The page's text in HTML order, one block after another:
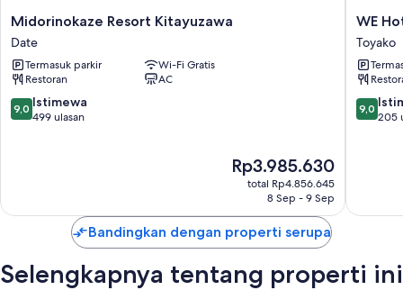
serta fasilitas seperti WiFi gratis dan brankas.
Fasilitas lainnya termasuk:
Kamar mandi dengan shower dan kloset
Televisi LCD 32-inci dengan digital
Lemari dan ruang baju, lemari es kecil, dan penghangat ruangan
Midorinokaze
Resort
Kitayuzawa
Date
Midorinokaze Resort Kitayuzawa
Date
Termasuk parkir
Wi-Fi Gratis
Restoran
AC
9.0
dari
9,0 Istimewa
499 ulasan
Harga
sekarang
Rp3.985.630
Rp3.985.630
total Rp4.856.645
8 Sep - 9 Sep
WE
Hotel
Toya
-
Dusit
Toyako
WE
Toyako
9.0
dari
9,0
205
Bandingkan dengan properti serupa
Selengkapnya tentang properti ini